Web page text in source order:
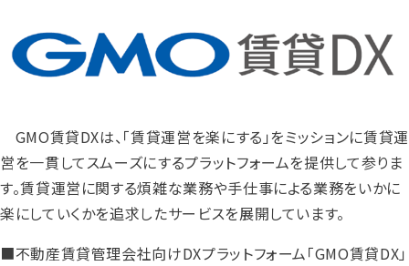
GMO賃貸DXは、「賃貸運営を楽にする」をミッションに賃貸運
営を一貫してスムーズにするプラットフォームを提供して参りま
す。賃貸運営に関する煩雑な業務や手仕事による業務をいかに
楽にしていくかを追求したサービスを展開しています。
■不動産賃貸管理会社向けDXプラットフォーム「GMO賃貸DX」